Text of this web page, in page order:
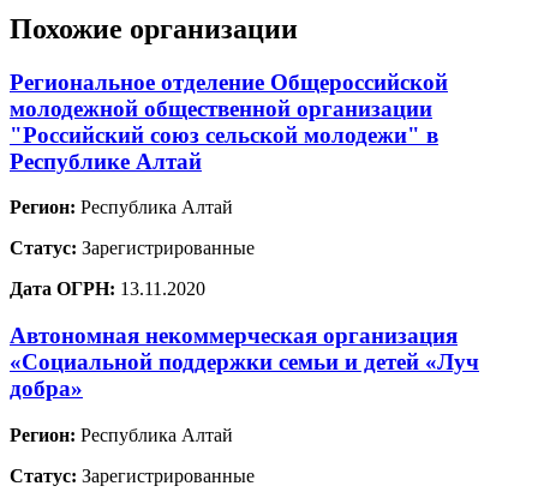
Похожие организации
Региональное отделение Общероссийской
молодежной общественной организации
"Российский союз сельской молодежи" в
Республике Алтай
Регион: Республика Алтай
Статус: Зарегистрированные
Дата ОГРН: 13.11.2020
Автономная некоммерческая организация
«Социальной поддержки семьи и детей «Луч
добра»
Регион: Республика Алтай
Статус: Зарегистрированные